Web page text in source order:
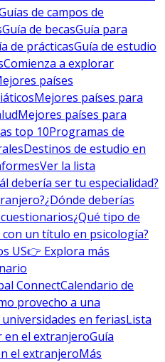
de campos de
Guía de becasGuía para
de prácticasGuía de estudio
Comienza a explorar
países
Mejores países para
Mejores países para
top 10Programas de
Destinos de estudio en
Ver la lista
debería ser tu especialidad?
¿Dónde deberías
¿Qué tipo de
con un título en psicología?
US👉 Explora más
ConnectCalendario de
provecho a una
en feriasLista
en el extranjeroGuía
el extranjeroMás